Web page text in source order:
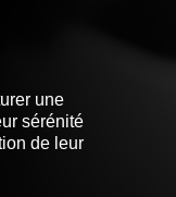
une
sérénité
de leur